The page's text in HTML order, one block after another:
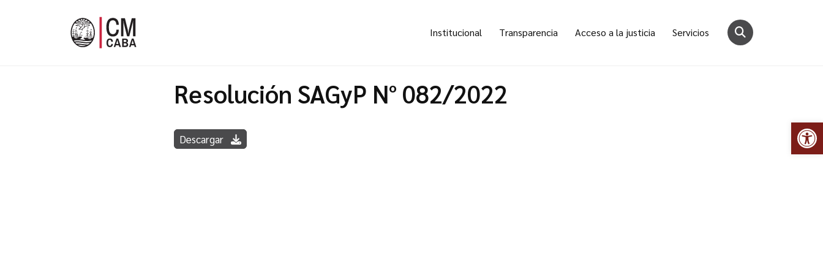
Institucional Transparencia Acceso a la justicia Servicios
Resolución SAGyP N° 082/2022
Descargar